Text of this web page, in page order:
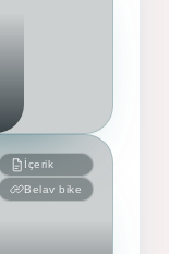
İçerik
Belav bike